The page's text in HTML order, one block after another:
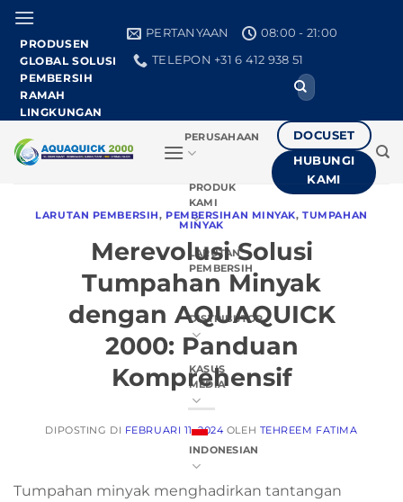
Loncat
konten
PRODUSEN
GLOBAL SOLUSI
PEMBERSIH
RAMAH
LINGKUNGAN
PERTANYAAN
08:00 - 21:00
TELEPON +31 6 412 938 51
Cari:
PERUSAHAAN
PRODUK
KAMI
LARUTAN
PEMBERSIH
DISTRIBUTOR
KASUS
MEDIA
INDONESIAN
DOCUSET
HUBUNGI
KAMI
LARUTAN PEMBERSIH, PEMBERSIHAN MINYAK,TUMPAHAN
MINYAK
Merevolusi Solusi
Tumpahan Minyak
dengan AQUAQUICK
2000: Panduan
Komprehensif
DIPOSTING DI FEBRUARI 11, 2024 OLEH TEHREEM FATIMA
Tumpahan minyak menghadirkan tantangan